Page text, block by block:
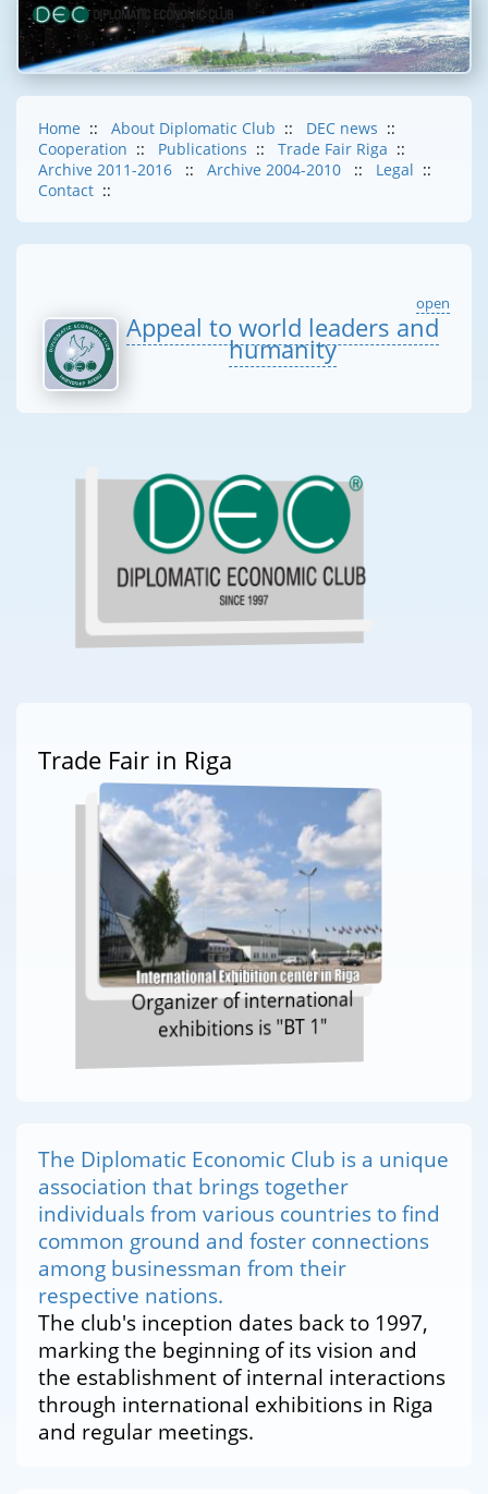
Home :: About Diplomatic Club :: DEC news ::
Cooperation :: Publications :: Trade Fair Riga ::
Archive 2011-2016
:: Archive 2004-2010 :: Legal ::
Contact ::
open
Appeal to world leaders and
humanity
Trade Fair in Riga
Organizer of international
exhibitions is "BT 1"
The Diplomatic Economic Club is a unique
association that brings together
individuals from various countries to find
common ground and foster connections
among businessman from their
respective nations.
The club's inception dates back to 1997,
marking the beginning of its vision and
the establishment of internal interactions
through international exhibitions in Riga
and regular meetings.